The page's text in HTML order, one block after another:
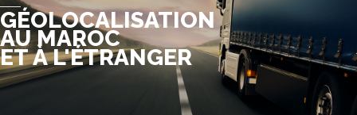
ET À L'ÉTRANGER
AU MAROC
GÉOLOCALISATION